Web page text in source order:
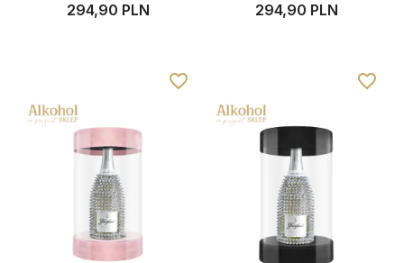
294,90 PLN 294,90 PLN
favorite_border favorite_border